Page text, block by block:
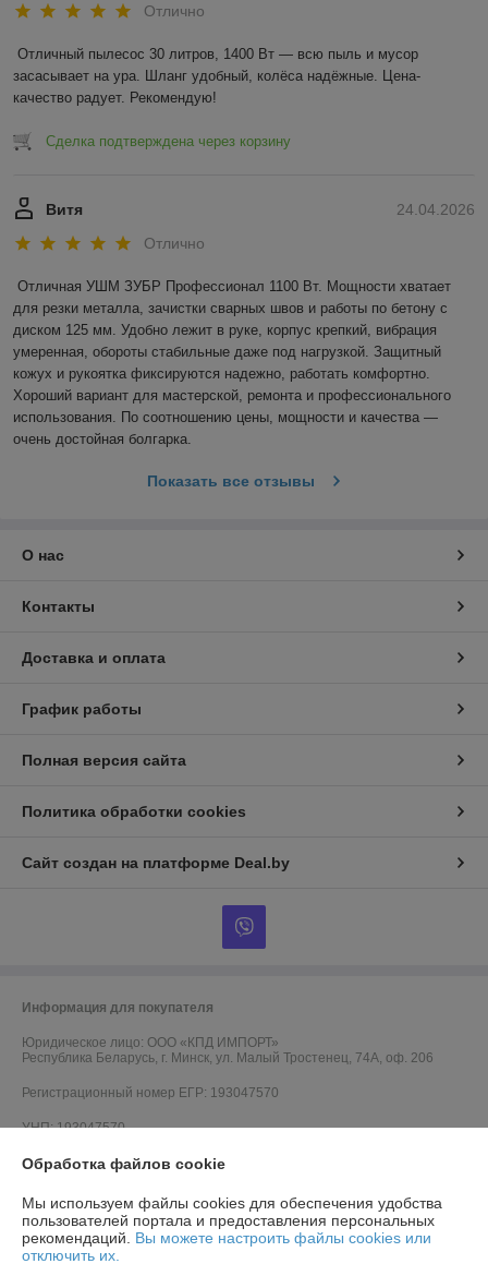
Отлично
Отличный пылесос 30 литров, 1400 Вт — всю пыль и мусор
засасывает на ура. Шланг удобный, колёса надёжные. Цена-
качество радует. Рекомендую!
Сделка подтверждена через корзину
24.04.2026
Витя
Отлично
Отличная УШМ ЗУБР Профессионал 1100 Вт. Мощности хватает
для резки металла, зачистки сварных швов и работы по бетону с
диском 125 мм. Удобно лежит в руке, корпус крепкий, вибрация
умеренная, обороты стабильные даже под нагрузкой. Защитный
кожух и рукоятка фиксируются надежно, работать комфортно.
Хороший вариант для мастерской, ремонта и профессионального
использования. По соотношению цены, мощности и качества —
очень достойная болгарка.
Показать все отзывы
О нас
Контакты
Доставка и оплата
График работы
Полная версия сайта
Политика обработки cookies
Сайт создан на платформе Deal.by
Информация для покупателя
Юридическое лицо: ООО «КПД ИМПОРТ»
Республика Беларусь, г. Минск, ул. Малый Тростенец, 74А, оф. 206
Регистрационный номер ЕГР: 193047570
УНП: 193047570
Регистрационный орган: Минский горисполком
Дата регистрации компании: 12.03.2018
Ссылка на свидетельство/лицензию
Обработка файлов cookie
Мы используем файлы cookies для обеспечения удобства
пользователей портала и предоставления персональных
рекомендаций. Вы можете настроить файлы cookies или
отключить их.